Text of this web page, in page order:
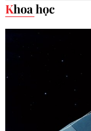
Khoa học